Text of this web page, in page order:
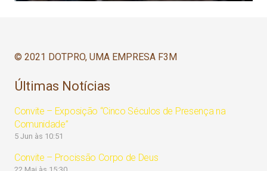
© 2021 DOTPRO, UMA EMPRESA F3M
Últimas Notícias
Convite – Exposição “Cinco Séculos de Presença na
Comunidade”
5 Jun às 10:51
Convite – Procissão Corpo de Deus